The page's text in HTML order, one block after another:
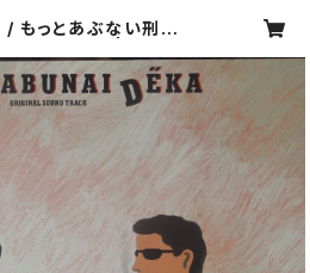
/ もっとあぶない刑事 -
DISCO ASIA